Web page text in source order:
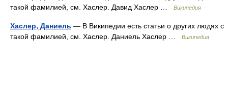
такой фамилией, см. Хаслер. Давид Хаслер …
Википедия
Хаслер, Даниель — В Википедии есть статьи о других людях с
такой фамилией, см. Хаслер. Даниель Хаслер …
Википедия